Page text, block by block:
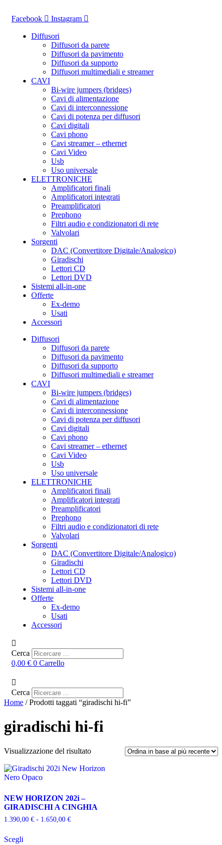
Facebook Instagram
Diffusori
Diffusori da parete
Diffusori da pavimento
Diffusori da supporto
Diffusori multimediali e streamer
CAVI
Bi-wire jumpers (bridges)
Cavi di alimentazione
Cavi di interconnessione
Cavi di potenza per diffusori
Cavi digitali
Cavi phono
Cavi streamer – ethernet
Cavi Video
Usb
Uso universale
ELETTRONICHE
Amplificatori finali
Amplificatori integrati
Preamplificatori
Prephono
Filtri audio e condizionatori di rete
Valvolari
Sorgenti
DAC (Convertitore Digitale/Analogico)
Giradischi
Lettori CD
Lettori DVD
Sistemi all-in-one
Offerte
Ex-demo
Usati
Accessori
Diffusori
Diffusori da parete
Diffusori da pavimento
Diffusori da supporto
Diffusori multimediali e streamer
CAVI
Bi-wire jumpers (bridges)
Cavi di alimentazione
Cavi di interconnessione
Cavi di potenza per diffusori
Cavi digitali
Cavi phono
Cavi streamer – ethernet
Cavi Video
Usb
Uso universale
ELETTRONICHE
Amplificatori finali
Amplificatori integrati
Preamplificatori
Prephono
Filtri audio e condizionatori di rete
Valvolari
Sorgenti
DAC (Convertitore Digitale/Analogico)
Giradischi
Lettori CD
Lettori DVD
Sistemi all-in-one
Offerte
Ex-demo
Usati
Accessori
Cerca
0,00 € 0 Carrello
Cerca
Home / Prodotti taggati “giradischi hi-fi”
giradischi hi-fi
Visualizzazione del risultato
NEW HORIZON 202i –
GIRADISCHI A CINGHIA
1.390,00 € - 1.650,00 €Fascia
Scegliprodotto